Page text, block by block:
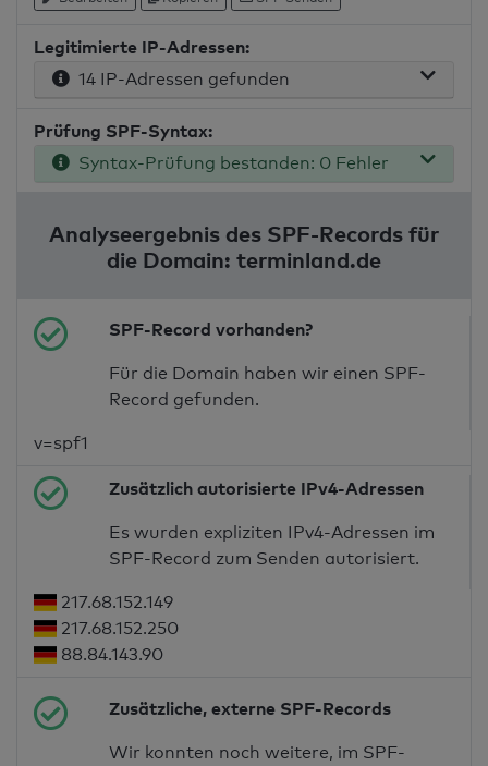
Legitimierte IP-Adressen:
14 IP-Adressen gefunden
Prüfung SPF-Syntax:
Syntax-Prüfung bestanden: 0 Fehler
Analyseergebnis des SPF-Records für
die Domain: terminland.de
SPF-Record vorhanden?
Für die Domain haben wir einen SPF-
Record gefunden.
v=spf1
Zusätzlich autorisierte IPv4-Adressen
Es wurden expliziten IPv4-Adressen im
SPF-Record zum Senden autorisiert.
217.68.152.149
217.68.152.250
88.84.143.90
Zusätzliche, externe SPF-Records
Wir konnten noch weitere, im SPF-